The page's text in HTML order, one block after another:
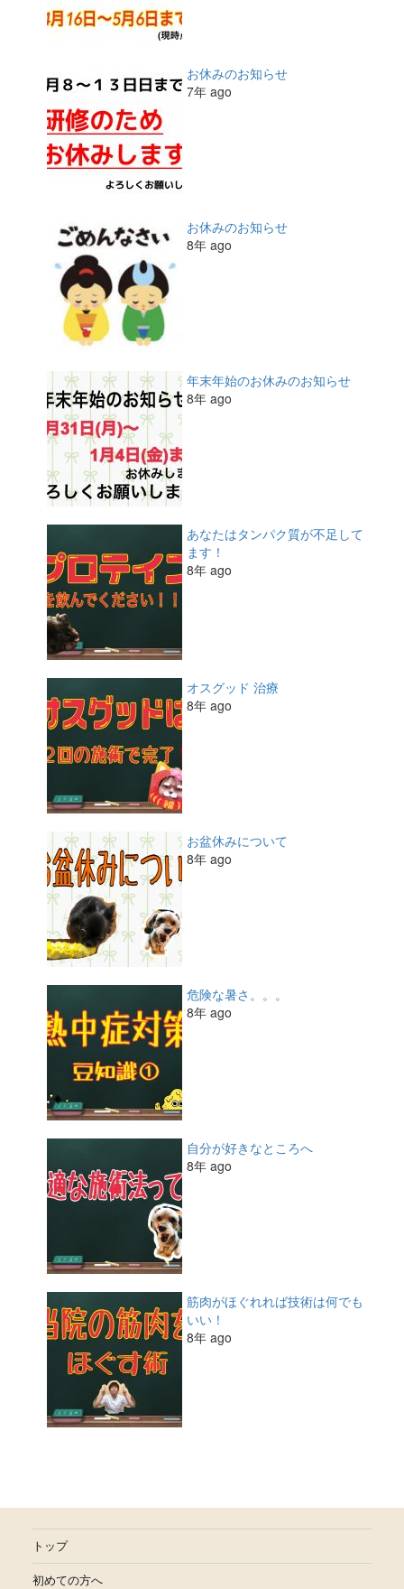
お休みのお知らせ
7年 ago
お休みのお知らせ
8年 ago
年末年始のお休みのお知らせ
8年 ago
あなたはタンパク質が不足して
ます！
8年 ago
オスグッド 治療
8年 ago
お盆休みについて
8年 ago
危険な暑さ。。。
8年 ago
自分が好きなところへ
8年 ago
筋肉がほぐれれば技術は何でも
いい！
8年 ago
トップ
初めての方へ